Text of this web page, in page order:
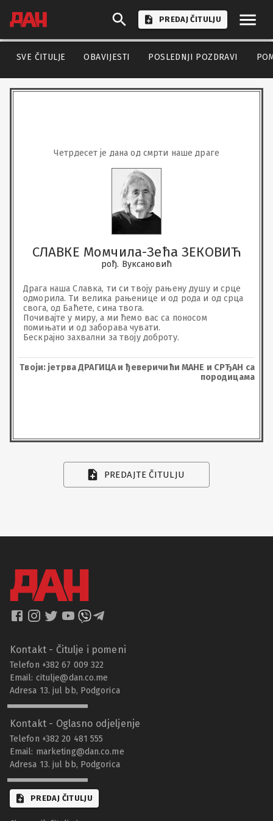
PREDAJ ČITULJU
SVE ČITULJE OBAVIJESTI POSLEDNJI POZDRAVI
Четрдесет је дана од смрти наше драге
СЛАВКЕ Момчила-Зећа ЗЕКОВИЋ
рођ. Вуксановић
Драга наша Славка, ти си твоју рањену душу и срце
одморила. Ти велика рањенице и од рода и од срца
свога, од Баћете, сина твога.
Почивајте у миру, а ми ћемо вас са поносом
помињати и од заборава чувати.
Бескрајно захвални за твоју доброту.
Твоји: јетрва ДРАГИЦА и ђеверичићи МАНЕ и СРЂАН са
породицама
PREDAJTE ČITULJU
Kontakt - Čitulje i pomeni
Telefon +382 67 009 322
Email: citulje@dan.co.me
Adresa 13. jul bb, Podgorica
Kontakt - Oglasno odjeljenje
Telefon +382 20 481 555
Email: marketing@dan.co.me
Adresa 13. jul bb, Podgorica
PREDAJ ČITULJU